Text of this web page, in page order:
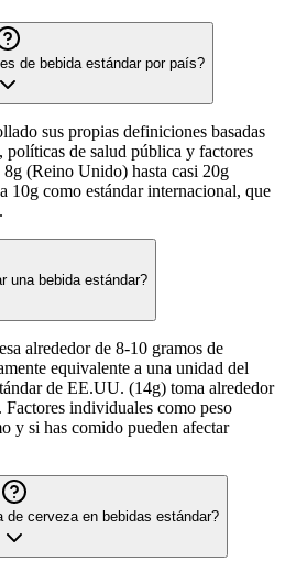
de bebida estándar por país?
sus propias definiciones basadas
políticas de salud pública y factores
(Reino Unido) hasta casi 20g
10g como estándar internacional, que
una bebida estándar?
alrededor de 8-10 gramos de
equivalente a una unidad del
de EE.UU. (14g) toma alrededor
Factores individuales como peso
y si has comido pueden afectar
cerveza en bebidas estándar?